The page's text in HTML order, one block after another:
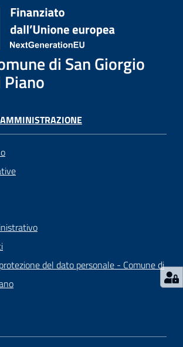
di San Giorgio
Piano
del dato personale - Comune di